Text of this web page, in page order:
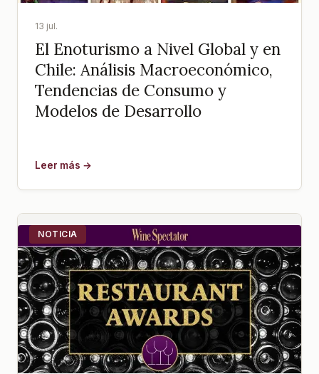
13 jul.
El Enoturismo a Nivel Global y en
Chile: Análisis Macroeconómico,
Tendencias de Consumo y
Modelos de Desarrollo
Leer más →
NOTICIA